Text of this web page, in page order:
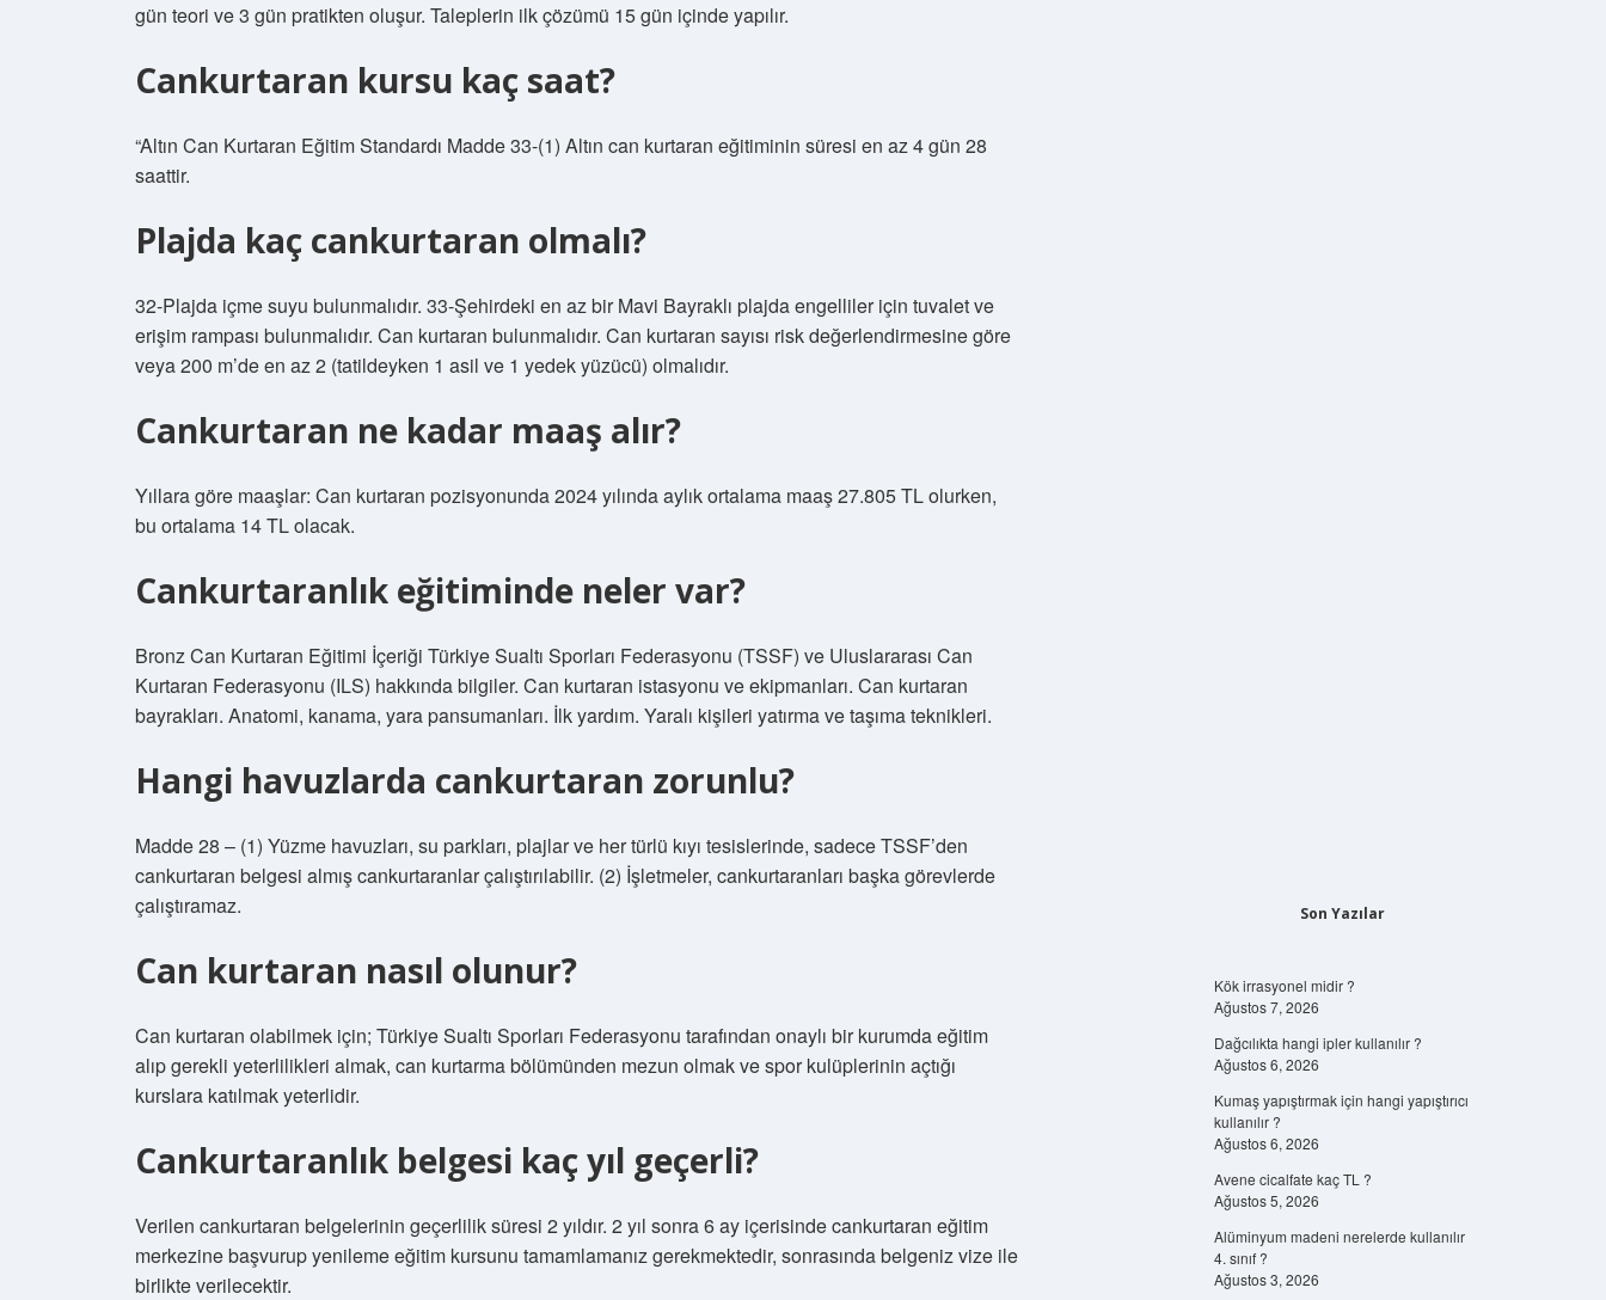
gün teori ve 3 gün pratikten oluşur. Taleplerin ilk çözümü 15 gün içinde yapılır.
Cankurtaran kursu kaç saat?
“Altın Can Kurtaran Eğitim Standardı Madde 33-(1) Altın can kurtaran eğitiminin süresi en az 4 gün 28
saattir.
Plajda kaç cankurtaran olmalı?
32-Plajda içme suyu bulunmalıdır. 33-Şehirdeki en az bir Mavi Bayraklı plajda engelliler için tuvalet ve
erişim rampası bulunmalıdır. Can kurtaran bulunmalıdır. Can kurtaran sayısı risk değerlendirmesine göre
veya 200 m’de en az 2 (tatildeyken 1 asil ve 1 yedek yüzücü) olmalıdır.
Cankurtaran ne kadar maaş alır?
Yıllara göre maaşlar: Can kurtaran pozisyonunda 2024 yılında aylık ortalama maaş 27.805 TL olurken,
bu ortalama 14 TL olacak.
Cankurtaranlık eğitiminde neler var?
Bronz Can Kurtaran Eğitimi İçeriği Türkiye Sualtı Sporları Federasyonu (TSSF) ve Uluslararası Can
Kurtaran Federasyonu (ILS) hakkında bilgiler. Can kurtaran istasyonu ve ekipmanları. Can kurtaran
bayrakları. Anatomi, kanama, yara pansumanları. İlk yardım. Yaralı kişileri yatırma ve taşıma teknikleri.
Hangi havuzlarda cankurtaran zorunlu?
Madde 28 – (1) Yüzme havuzları, su parkları, plajlar ve her türlü kıyı tesislerinde, sadece TSSF’den
cankurtaran belgesi almış cankurtaranlar çalıştırılabilir. (2) İşletmeler, cankurtaranları başka görevlerde
çalıştıramaz.
Can kurtaran nasıl olunur?
Can kurtaran olabilmek için; Türkiye Sualtı Sporları Federasyonu tarafından onaylı bir kurumda eğitim
alıp gerekli yeterlilikleri almak, can kurtarma bölümünden mezun olmak ve spor kulüplerinin açtığı
kurslara katılmak yeterlidir.
Cankurtaranlık belgesi kaç yıl geçerli?
Verilen cankurtaran belgelerinin geçerlilik süresi 2 yıldır. 2 yıl sonra 6 ay içerisinde cankurtaran eğitim
merkezine başvurup yenileme eğitim kursunu tamamlamanız gerekmektedir, sonrasında belgeniz vize ile
birlikte verilecektir.
Son Yazılar
Kök irrasyonel midir ?
Ağustos 7, 2026
Dağcılıkta hangi ipler kullanılır ?
Ağustos 6, 2026
Kumaş yapıştırmak için hangi yapıştırıcı
kullanılır ?
Ağustos 6, 2026
Avene cicalfate kaç TL ?
Ağustos 5, 2026
Alüminyum madeni nerelerde kullanılır
4. sınıf ?
Ağustos 3, 2026